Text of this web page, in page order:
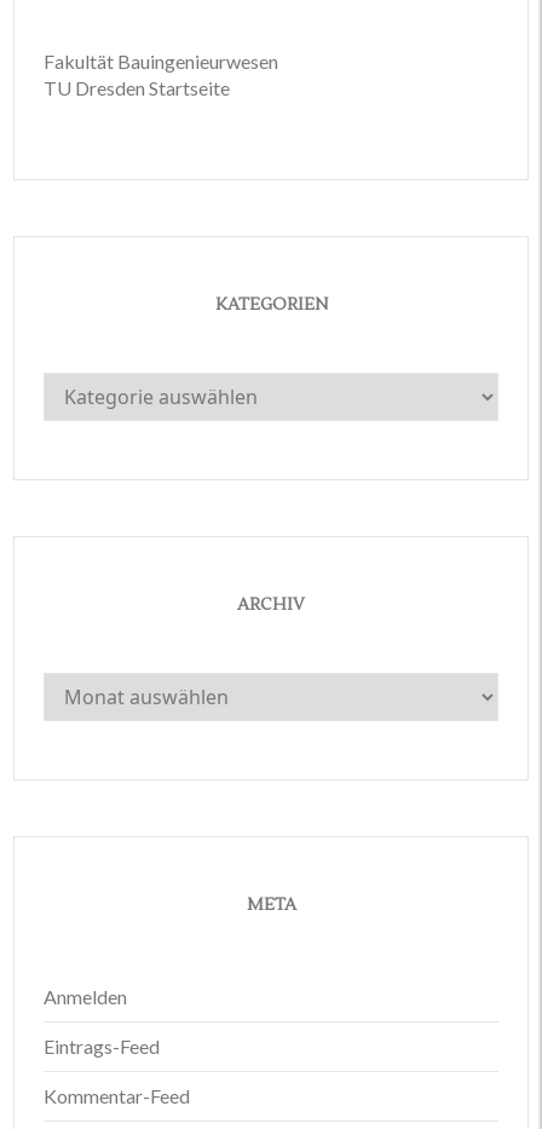
Fakultät Bauingenieurwesen
TU Dresden Startseite
KATEGORIEN
Kategorien
ARCHIV
Archiv
META
Anmelden
Eintrags-Feed
Kommentar-Feed